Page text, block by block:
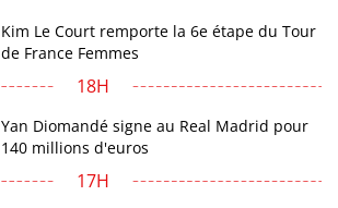
Kim Le Court remporte la 6e étape du Tour
de France Femmes
18H
Yan Diomandé signe au Real Madrid pour
140 millions d'euros
17H